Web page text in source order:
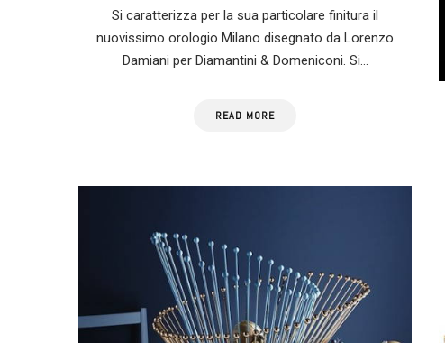
Si caratterizza per la sua particolare finitura il
nuovissimo orologio Milano disegnato da Lorenzo
Damiani per Diamantini & Domeniconi. Si…
READ MORE